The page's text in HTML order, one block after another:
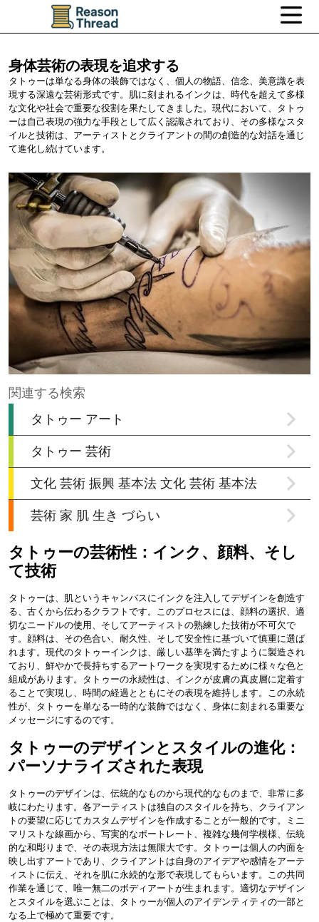
身体芸術の表現を追求する
タトゥーは単なる身体の装飾ではなく、個人の物語、信念、美意識を表
現する深遠な芸術形式です。肌に刻まれるインクは、時代を超えて多様
な文化や社会で重要な役割を果たしてきました。現代において、タトゥ
ーは自己表現の強力な手段として広く認識されており、その多様なスタ
イルと技術は、アーティストとクライアントの間の創造的な対話を通じ
て進化し続けています。
タトゥーの芸術性：インク、顔料、そし
て技術
タトゥーは、肌というキャンバスにインクを注入してデザインを創造す
る、古くから伝わるクラフトです。このプロセスには、顔料の選択、適
切なニードルの使用、そしてアーティストの熟練した技術が不可欠で
す。顔料は、その色合い、耐久性、そして安全性に基づいて慎重に選ば
れます。現代のタトゥーインクは、厳しい基準を満たすように製造され
ており、鮮やかで長持ちするアートワークを実現するために様々な色と
組成があります。タトゥーの永続性は、インクが皮膚の真皮層に定着す
ることで実現し、時間の経過とともにその表現を維持します。この永続
性が、タトゥーを単なる一時的な装飾ではなく、身体に刻まれる重要な
メッセージにするのです。
タトゥーのデザインとスタイルの進化：
パーソナライズされた表現
タトゥーのデザインは、伝統的なものから現代的なものまで、非常に多
岐にわたります。各アーティストは独自のスタイルを持ち、クライアン
トの要望に応じてカスタムデザインを作成することが一般的です。ミニ
マリストな線画から、写実的なポートレート、複雑な幾何学模様、伝統
的な和彫りまで、その表現方法は無限大です。タトゥーは個人の内面を
映し出すアートであり、クライアントは自身のアイデアや感情をアーテ
ィストに伝え、それを肌に永続的な形で表現してもらいます。この共同
作業を通じて、唯一無二のボディアートが生まれます。適切なデザイン
とスタイルを選ぶことは、タトゥーが個人のアイデンティティの一部と
なる上で極めて重要です。